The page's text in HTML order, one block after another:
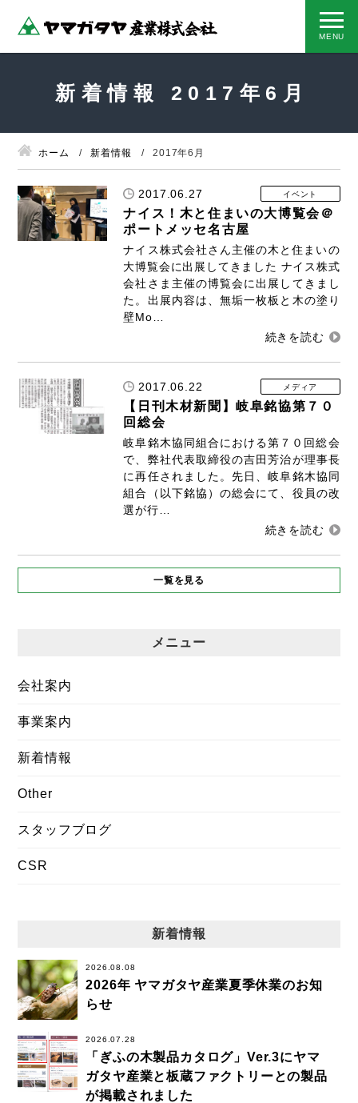
新着情報 2017年6月
ホーム 新着情報 2017年6月
2017.06.27 イベント
ナイス！木と住まいの大博覧会＠
ポートメッセ名古屋
ナイス株式会社さん主催の木と住まいの
大博覧会に出展してきました ナイス株式
会社さま主催の博覧会に出展してきまし
た。出展内容は、無垢一枚板と木の塗り
壁Mo…
2017.06.22 メディア
【日刊木材新聞】岐阜銘協第７０
回総会
岐阜銘木協同組合における第７０回総会
で、弊社代表取締役の吉田芳治が理事長
に再任されました。先日、岐阜銘木協同
組合（以下銘協）の総会にて、役員の改
選が行…
一覧を見る
メニュー
会社案内
事業案内
新着情報
Other
スタッフブログ
CSR
新着情報
2026.08.08
2026年 ヤマガタヤ産業夏季休業のお知
らせ
2026.07.28
「ぎふの木製品カタログ」Ver.3にヤマ
ガタヤ産業と板蔵ファクトリーとの製品
が掲載されました